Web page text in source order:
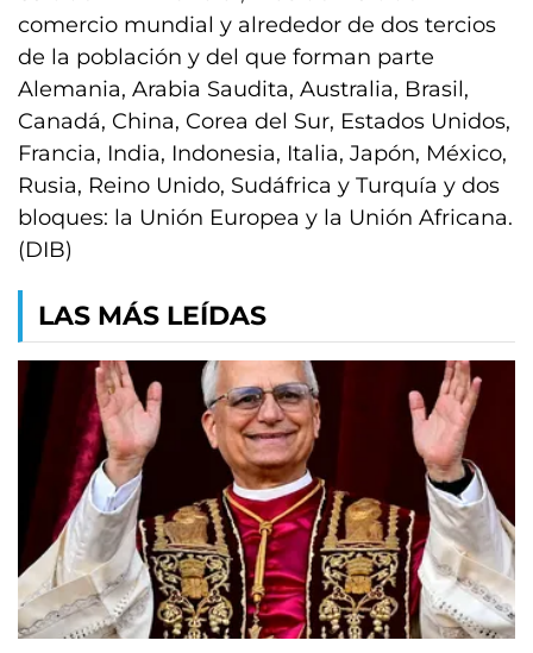
comercio mundial y alrededor de dos tercios
de la población y del que forman parte
Alemania, Arabia Saudita, Australia, Brasil,
Canadá, China, Corea del Sur, Estados Unidos,
Francia, India, Indonesia, Italia, Japón, México,
Rusia, Reino Unido, Sudáfrica y Turquía y dos
bloques: la Unión Europea y la Unión Africana.
(DIB)
LAS MÁS LEÍDAS